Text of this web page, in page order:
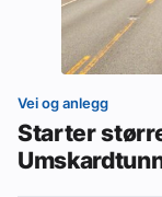
Vei og anlegg
Starter